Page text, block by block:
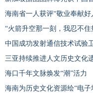
海南省一人获评“敬业奉献好
“火箭升空那一刻，我忍不住
中国成功发射通信技术试验
三亚持续推进人文历史文化
海口千年文脉焕发“潮”活力
海南为历史文化资源绘“电子